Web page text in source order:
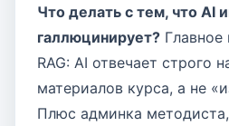
Что делать с тем, что AI
галлюцинирует?
RAG: AI отвечает строго
материалов курса, а не
Плюс админка